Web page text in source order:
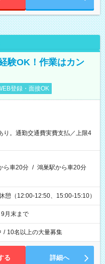
験OK！作業はカン
登録・面接OK
り。通勤交通費実費支払／上限4
ら車20分 / 鴻巣駅から車20分
（12:00-12:50、15:00-15:10）
月末まで
/ 10名以上の大量募集
る 詳細へ